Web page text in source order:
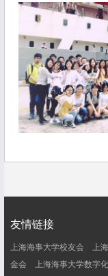
友情链接
上海海事大学校友会
上
金会
上海海事大学数字